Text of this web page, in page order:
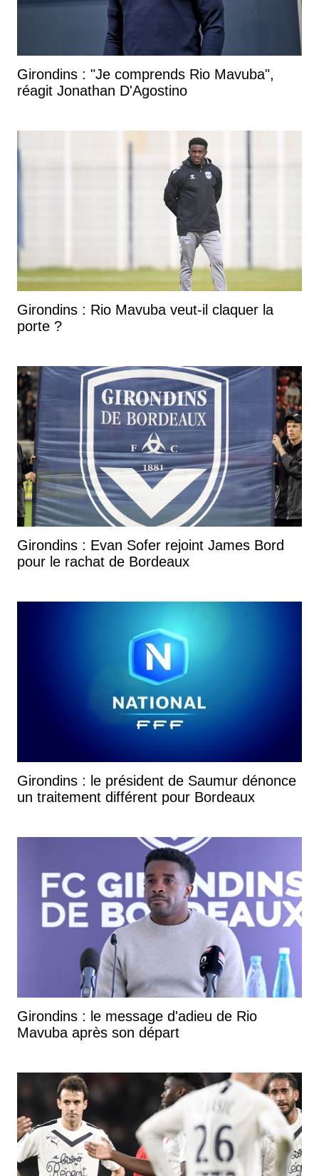
Girondins : "Je comprends Rio Mavuba",
réagit Jonathan D'Agostino
Girondins : Rio Mavuba veut-il claquer la
porte ?
Girondins : Evan Sofer rejoint James Bord
pour le rachat de Bordeaux
Girondins : le président de Saumur dénonce
un traitement différent pour Bordeaux
Girondins : le message d'adieu de Rio
Mavuba après son départ